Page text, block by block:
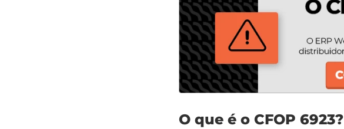
O que é o CFOP 6923?